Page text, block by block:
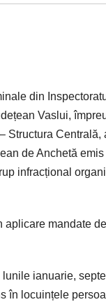
din
Vaslui,
Structura
de Anchetă
infracțional
mandate
ianuarie,
în locuințele